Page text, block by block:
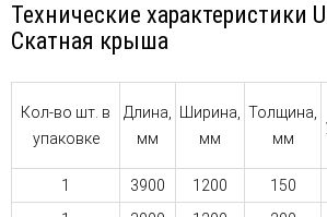
Технические характеристики
Скатная крыша
Кол-во шт. в
упаковке
Длина,
мм
Ширина,
мм
Толщина,
мм
1
3900 1200 150